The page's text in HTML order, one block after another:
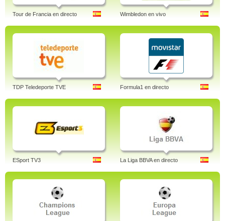
Tour de Francia en directo Wimbledon en vivo
TDP Teledeporte TVE Formula1 en directo
ESport TV3 La Liga BBVA en directo